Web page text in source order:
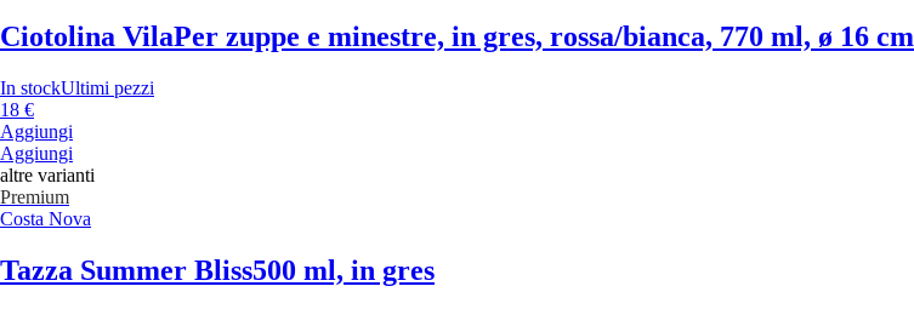
Ciotolina VilaPer zuppe e minestre, in gres, rossa/bianca, 770 ml, ø 16 cm
In stockUltimi pezzi
18 €
Aggiungi
Aggiungi
altre varianti
Premium
Costa Nova
Tazza Summer Bliss500 ml, in gres